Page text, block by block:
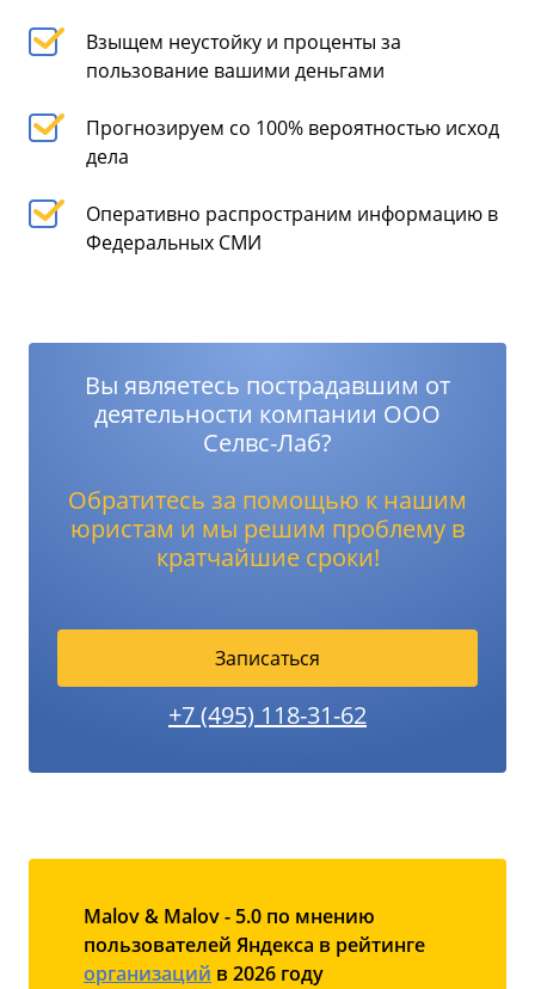
Взыщем неустойку и проценты за
пользование вашими деньгами
Прогнозируем со 100% вероятностью исход
дела
Оперативно распространим информацию в
Федеральных СМИ
Вы являетесь пострадавшим от
деятельности компании ООО
Селвс-Лаб?
Обратитесь за помощью к нашим
юристам и мы решим проблему в
кратчайшие сроки!
Записаться
+7 (495) 118-31-62
Malov & Malov - 5.0 по мнению
пользователей Яндекса в рейтинге
организаций в 2026 году